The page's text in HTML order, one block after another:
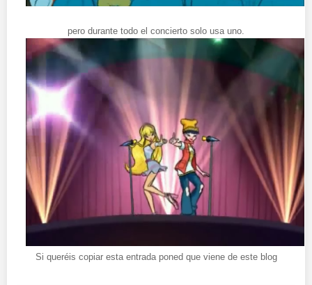
pero durante todo el concierto solo usa uno.
Si queréis copiar esta entrada poned que viene de este blog